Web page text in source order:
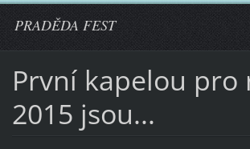
PRADĚDA FEST
První kapelou pro
2015 jsou...